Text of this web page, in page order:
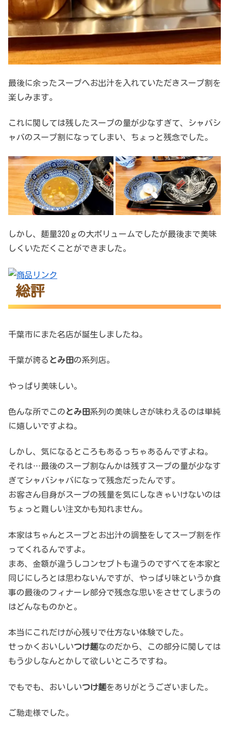
最後に余ったスープへお出汁を入れていただきスープ割を
楽しみます。
これに関しては残したスープの量が少なすぎて、シャバシ
ャバのスープ割になってしまい、ちょっと残念でした。
しかし、麺量320ｇの大ボリュームでしたが最後まで美味
しくいただくことができました。
総評
千葉市にまた名店が誕生しましたね。
千葉が誇る とみ田の系列店。
やっぱり美味しい。
色んな所でこのとみ田系列の美味しさが味わえるのは単純
に嬉しいですよね。
しかし、気になるところもあるっちゃあるんですよね。
それは…最後のスープ割なんかは残すスープの量が少なす
ぎてシャバシャバになって残念だったんです。
お客さん自身がスープの残量を気にしなきゃいけないのは
ちょっと難しい注文かも知れません。
本家はちゃんとスープとお出汁の調整をしてスープ割を作
ってくれるんですよ。
まあ、金額が違うしコンセプトも違うのですべてを本家と
同じにしろとは思わないんですが、やっぱり味というか食
事の最後のフィナーレ部分で残念な思いをさせてしまうの
はどんなものかと。
本当にこれだけが心残りで仕方ない体験でした。
せっかくおいしいつけ麺なのだから、この部分に関しては
もう少しなんとかして欲しいところですね。
でもでも、おいしいつけ麺をありがとうございました。
ご馳走様でした。